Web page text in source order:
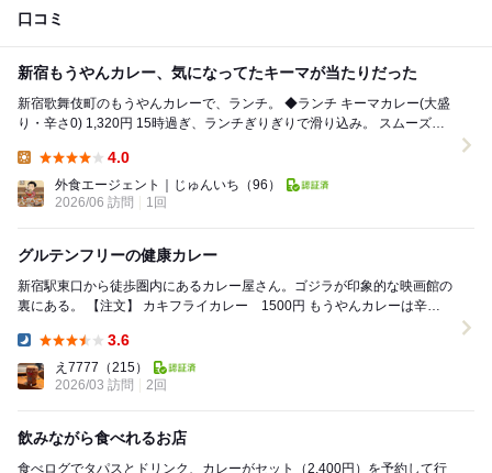
口コミ
新宿もうやんカレー、気になってたキーマが当たりだった
新宿歌舞伎町のもうやんカレーで、ランチ。 ◆ランチ キーマカレー(大盛
り・辛さ0) 1,320円 15時過ぎ、ランチぎりぎりで滑り込み。 スムーズに
4.0
外食エージェント｜じゅんいち （96）
2026/06 訪問
1回
グルテンフリーの健康カレー
新宿駅東口から徒歩圏内にあるカレー屋さん。ゴジラが印象的な映画館の
裏にある。 【注文】 カキフライカレー 1500円 もうやんカレーは辛さ
3.6
え7777 （215）
2026/03 訪問
2回
飲みながら食べれるお店
食べログでタパスとドリンク、カレーがセット（2,400円）を予約して行